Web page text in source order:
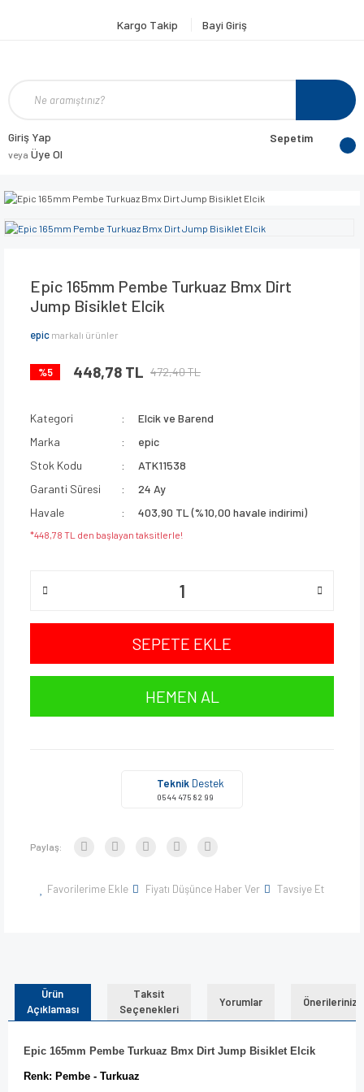
Kargo Takip Bayi Giriş
Giriş Yap
veya Üye Ol
Sepetim
Epic 165mm Pembe Turkuaz Bmx Dirt
Jump Bisiklet Elcik
epic markalı ürünler
%5 448,78 TL 472,40 TL
Kategori
Elcik ve Barend
Marka
epic
Stok Kodu
ATK11538
Garanti Süresi
24 Ay
Havale
403,90 TL (%10,00 havale indirimi)
*448,78 TL den başlayan taksitlerle!
SEPETE EKLE
HEMEN AL
Teknik Destek
0544 475 82 99
Paylaş:
Favorilerime Ekle Fiyatı Düşünce Haber Ver Tavsiye Et
Ürün
Açıklaması
Taksit
Seçenekleri
Yorumlar Önerileriniz
Epic 165mm Pembe Turkuaz Bmx Dirt Jump Bisiklet Elcik
Renk: Pembe - Turkuaz